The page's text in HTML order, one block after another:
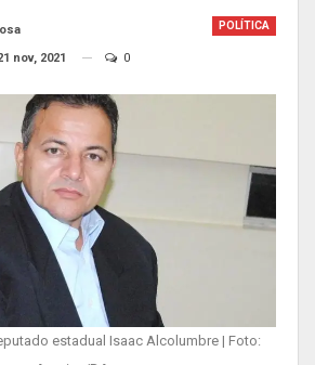
POLÍTICA
nov, 2021 0
estadual Isaac Alcolumbre | Foto: